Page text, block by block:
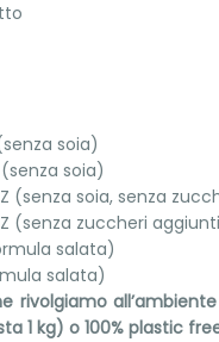
soia)
soia)
soia, senza
zuccheri
salata)
salata)
rivolgiamo
1 kg) o 100% plastic